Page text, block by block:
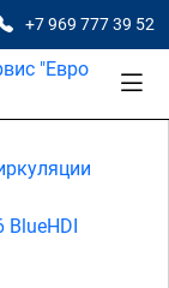
+7 969 777 39 52
BlueHDI